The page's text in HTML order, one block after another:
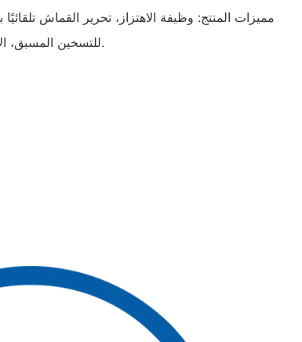
للتسخين المسبق، الانكماش المسبق بالبخار، التجفيف والتبريد.